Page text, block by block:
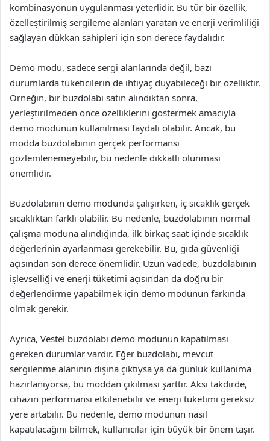
kombinasyonun uygulanması yeterlidir. Bu tür bir özellik,
özelleştirilmiş sergileme alanları yaratan ve enerji verimliliği
sağlayan dükkan sahipleri için son derece faydalıdır.
Demo modu, sadece sergi alanlarında değil, bazı
durumlarda tüketicilerin de ihtiyaç duyabileceği bir özelliktir.
Örneğin, bir buzdolabı satın alındıktan sonra,
yerleştirilmeden önce özelliklerini göstermek amacıyla
demo modunun kullanılması faydalı olabilir. Ancak, bu
modda buzdolabının gerçek performansı
gözlemlenemeyebilir, bu nedenle dikkatli olunması
önemlidir.
Buzdolabının demo modunda çalışırken, iç sıcaklık gerçek
sıcaklıktan farklı olabilir. Bu nedenle, buzdolabının normal
çalışma moduna alındığında, ilk birkaç saat içinde sıcaklık
değerlerinin ayarlanması gerekebilir. Bu, gıda güvenliği
açısından son derece önemlidir. Uzun vadede, buzdolabının
işlevselliği ve enerji tüketimi açısından da doğru bir
değerlendirme yapabilmek için demo modunun farkında
olmak gerekir.
Ayrıca, Vestel buzdolabı demo modunun kapatılması
gereken durumlar vardır. Eğer buzdolabı, mevcut
sergilenme alanının dışına çıktıysa ya da günlük kullanıma
hazırlanıyorsa, bu moddan çıkılması şarttır. Aksi takdirde,
cihazın performansı etkilenebilir ve enerji tüketimi gereksiz
yere artabilir. Bu nedenle, demo modunun nasıl
kapatılacağını bilmek, kullanıcılar için büyük bir önem taşır.